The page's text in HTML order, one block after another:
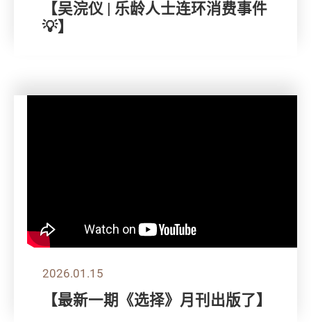
【吴浣仪 | 乐龄人士连环消费事件
💡】
2026.01.15
【最新一期《选择》月刊出版了】